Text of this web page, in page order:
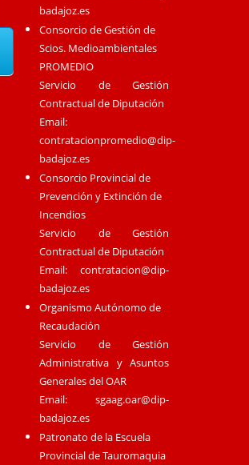
badajoz.es
Consorcio de Gestión de
Scios. Medioambientales
PROMEDIO
Servicio de Gestión
Contractual de Diputación
Email:
contratacionpromedio@dip-
badajoz.es
Consorcio Provincial de
Prevención y Extinción de
Incendios
Servicio de Gestión
Contractual de Diputación
Email:contratacion@dip-
badajoz.es
Organismo Autónomo de
Recaudación
Servicio de Gestión
Administrativa y Asuntos
Generales del OAR
Email:sgaag.oar@dip-
badajoz.es
Patronato de la Escuela
Provincial de Tauromaquia